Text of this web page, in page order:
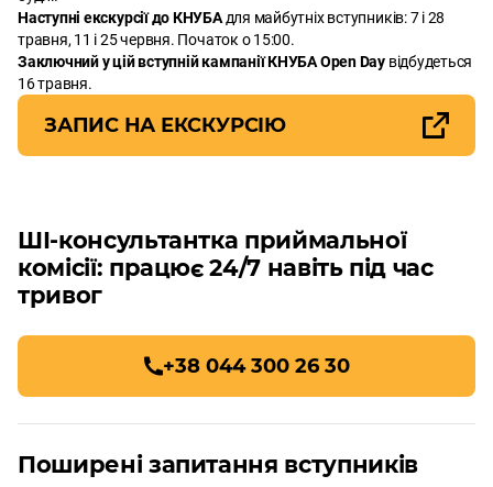
Наступні екскурсії до КНУБАдля майбутніх вступників: 7 і 28
травня, 11 і 25 червня. Початок о 15:00.
Заключний у цій вступній кампанії КНУБА Open Day відбудеться
16 травня.
ЗАПИС НА ЕКСКУРСІЮ
ШІ-консультантка приймальної
комісії: працює 24/7 навіть під час
тривог
+38 044 300 26 30
Поширені запитання вступників